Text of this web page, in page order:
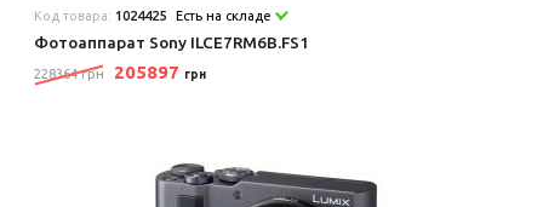
Код товара: 1024425 Есть на складе
Фотоаппарат Sony ILCE7RM6B.FS1
228364 грн 205897 грн